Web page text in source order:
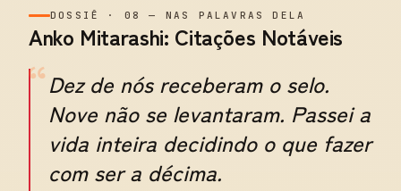
DOSSIÊ · 08 — NAS PALAVRAS DELA
Anko Mitarashi: Citações Notáveis
“Dez de nós receberam o selo.
Nove não se levantaram. Passei a
vida inteira decidindo o que fazer
com ser a décima.